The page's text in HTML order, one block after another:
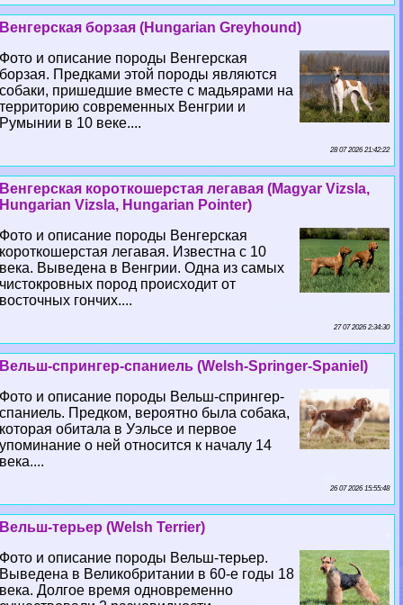
Венгерская борзая (Hungarian Greyhound)
Фото и описание породы Венгерская
борзая. Предками этой породы являются
собаки, пришедшие вместе с мадьярами на
территорию современных Венгрии и
Румынии в 10 веке....
28 07 2026 21:42:22
Венгерская короткошерстая легавая (Magyar Vizsla,
Hungarian Vizsla, Hungarian Pointer)
Фото и описание породы Венгерская
короткошерстая легавая. Известна с 10
века. Выведена в Венгрии. Одна из самых
чистокровных пород происходит от
восточных гончих....
27 07 2026 2:34:30
Вельш-спрингер-спаниель (Welsh-Springer-Spaniel)
Фото и описание породы Вельш-спрингер-
спаниель. Предком, вероятно была собака,
которая обитала в Уэльсе и первое
упоминание о ней относится к началу 14
века....
26 07 2026 15:55:48
Вельш-терьер (Welsh Terrier)
Фото и описание породы Вельш-терьер.
Выведена в Великобритании в 60-е годы 18
века. Долгое время одновременно